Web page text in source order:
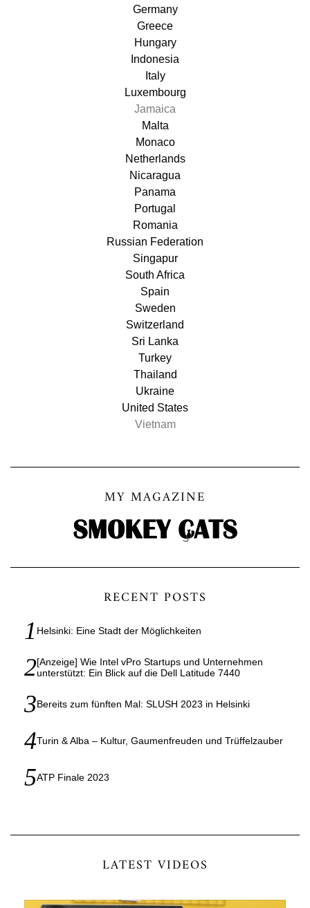
Germany
Greece
Hungary
Indonesia
Italy
Luxembourg
Jamaica
Malta
Monaco
Netherlands
Nicaragua
Panama
Portugal
Romania
Russian Federation
Singapur
South Africa
Spain
Sweden
Switzerland
Sri Lanka
Turkey
Thailand
Ukraine
United States
Vietnam
MY MAGAZINE
RECENT POSTS
Helsinki: Eine Stadt der Möglichkeiten
[Anzeige] Wie Intel vPro Startups und Unternehmen
unterstützt: Ein Blick auf die Dell Latitude 7440
Bereits zum fünften Mal: SLUSH 2023 in Helsinki
Turin & Alba – Kultur, Gaumenfreuden und Trüffelzauber
ATP Finale 2023
LATEST VIDEOS